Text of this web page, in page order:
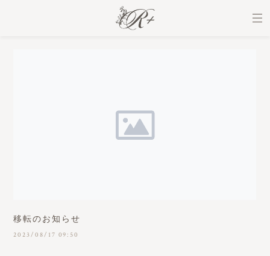
移転のお知らせ
2023/08/17 09:50